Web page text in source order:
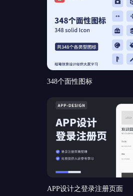
348个面性图标
APP设计之登录注册页面